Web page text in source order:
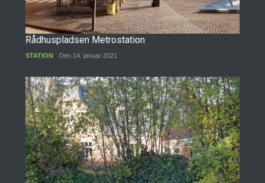
Rådhuspladsen Metrostation
STATION Den 14. januar 2021